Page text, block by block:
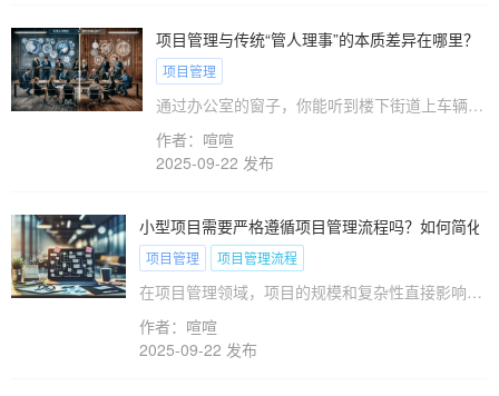
程能确保项目有条不紊地进行；有人主张敏捷方
法，以其灵活应对变化的特性赢得支持；还有人提
出看板方法，强调视觉化管理带来的透明度和效率
提升。这场讨论揭示了项目管理多样化方案的复杂
性和重要性，正如您在项目中所面临的选择一样。
项目管理与传统“管人理事”的本质差异在哪里？
项目管理
通过办公室的窗子，你能听到楼下街道上车辆经
过的声音，偶尔的汽车喇叭声提示着这个城市依
然如常地运转着。而就在这样的背景音中，企业
的管理者们正思考着如何更有效地推动项目，确
理事”的管理方法之间的区别，成为了不可忽视
的话题。理解这两者的差异，能够帮助你在日常
管理中做出更明智的选择。本文将为你深入剖析
项目管理与传统管理之间的本质差异，从而帮助
你优化管理策略，提升企业绩效。
作者：喧喧
2025-09-22 发布
小型项目需要严格遵循项目管理流程吗？如何简化？
项目管理 项目管理流程
在项目管理领域，项目的规模和复杂性直接影响到
管理流程的复杂性。对于小型项目而言，是不是需
要严格遵循项目管理流程常常引发讨论。一方面，
严格的项目管理流程可以确保项目有序进行，避免
作者：喧喧
2025-09-22 发布